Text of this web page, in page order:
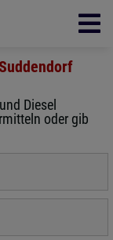
Diesel
oder gib